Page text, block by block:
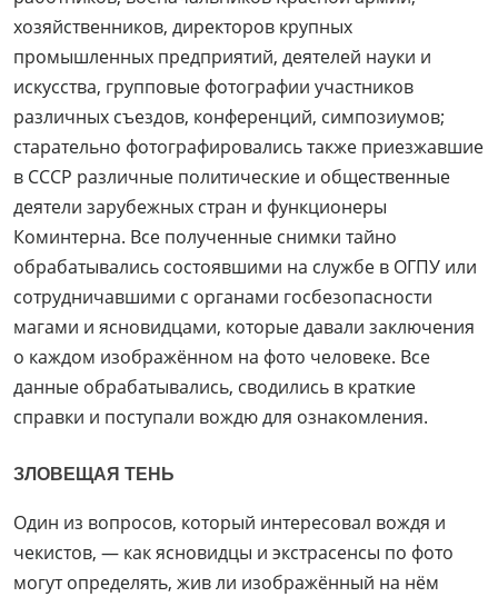
хозяйственников, директоров крупных
промышленных предприятий, деятелей науки и
искусства, групповые фотографии участников
различных съездов, конференций, симпозиумов;
старательно фотографировались также приезжавшие
в СССР различные политические и общественные
деятели зарубежных стран и функционеры
Коминтерна. Все полученные снимки тайно
обрабатывались состоявшими на службе в ОГПУ или
сотрудничавшими с органами госбезопасности
магами и ясновидцами, которые давали заключения
о каждом изображённом на фото человеке. Все
данные обрабатывались, сводились в краткие
справки и поступали вождю для ознакомления.
ЗЛОВЕЩАЯ ТЕНЬ
Один из вопросов, который интересовал вождя и
чекистов, — как ясновидцы и экстрасенсы по фото
могут определять, жив ли изображённый на нём